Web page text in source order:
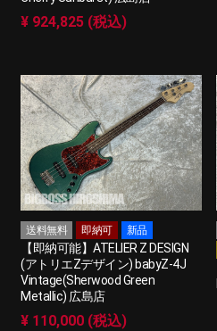
¥ 924,825 (税込)
送料無料 即納可 新品
【即納可能】ATELIER Z DESIGN
(アトリエZデザイン) babyZ-4J
Vintage(Sherwood Green
Metallic) 広島店
¥ 110,000 (税込)